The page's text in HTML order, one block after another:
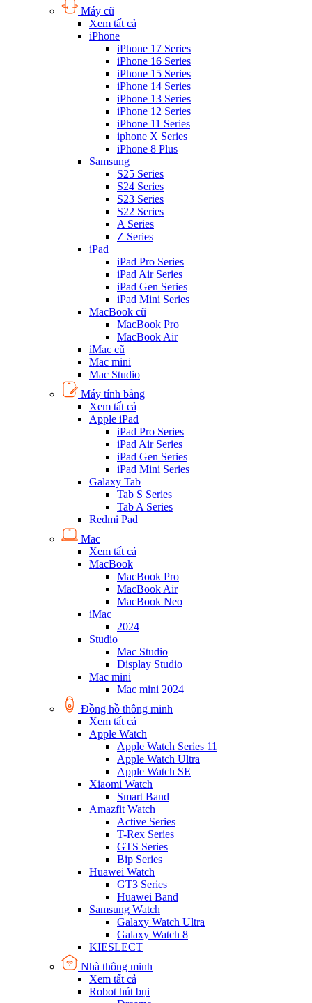
Máy cũ
Xem tất cả
iPhone
iPhone 17 Series
iPhone 16 Series
iPhone 15 Series
iPhone 14 Series
iPhone 13 Series
iPhone 12 Series
iPhone 11 Series
iphone X Series
iPhone 8 Plus
Samsung
S25 Series
S24 Series
S23 Series
S22 Series
A Series
Z Series
iPad
iPad Pro Series
iPad Air Series
iPad Gen Series
iPad Mini Series
MacBook cũ
MacBook Pro
MacBook Air
iMac cũ
Mac mini
Mac Studio
Máy tính bảng
Xem tất cả
Apple iPad
iPad Pro Series
iPad Air Series
iPad Gen Series
iPad Mini Series
Galaxy Tab
Tab S Series
Tab A Series
Redmi Pad
Mac
Xem tất cả
MacBook
MacBook Pro
MacBook Air
MacBook Neo
iMac
2024
Studio
Mac Studio
Display Studio
Mac mini
Mac mini 2024
Đồng hồ thông minh
Xem tất cả
Apple Watch
Apple Watch Series 11
Apple Watch Ultra
Apple Watch SE
Xiaomi Watch
Smart Band
Amazfit Watch
Active Series
T-Rex Series
GTS Series
Bip Series
Huawei Watch
GT3 Series
Huawei Band
Samsung Watch
Galaxy Watch Ultra
Galaxy Watch 8
KIESLECT
Nhà thông minh
Xem tất cả
Robot hút bụi